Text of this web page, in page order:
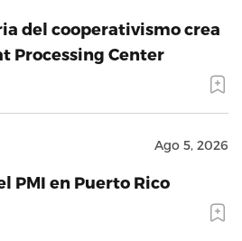
del cooperativismo crea
Processing Center
Ago 5, 2026
PMI en Puerto Rico